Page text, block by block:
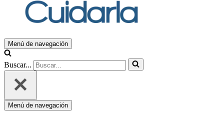
Menú de navegación
Buscar...
Menú de navegación